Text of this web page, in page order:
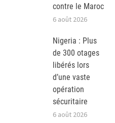
contre le Maroc
6 août 2026
Nigeria : Plus
de 300 otages
libérés lors
d’une vaste
opération
sécuritaire
6 août 2026